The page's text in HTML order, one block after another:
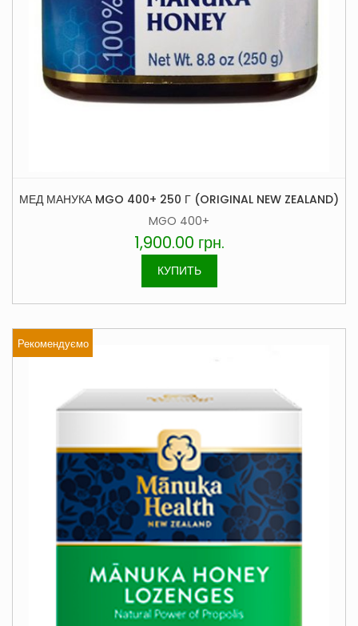
МЕД МАНУКА MGO 400+ 250 Г (ORIGINAL NEW ZEALAND)
MGO 400+
1,900.00 грн.
КУПИТЬ
Рекомендуємо